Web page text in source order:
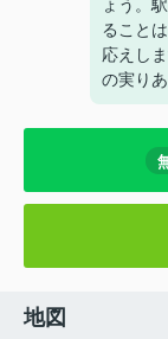
ょう。
ること
応えし
の実り
地図